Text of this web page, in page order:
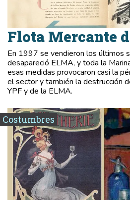
Flota Mercante
En 1997 se vendieron los últimos
desapareció ELMA, y toda la
esas medidas provocaron casi la
el sector y también la destrucción
YPF y de la ELMA.
Costumbres